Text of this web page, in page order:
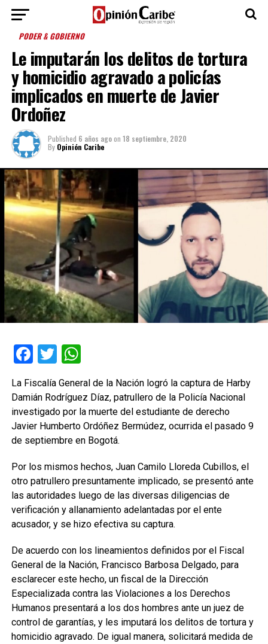
PODER & GOBIERNO
Le imputarán los delitos de tortura
y homicidio agravado a policías
implicados en muerte de Javier
Ordoñez
Published 6 años agoon 18 septiembre, 2020
By Opinión Caribe
Facebook
TwitterWhatsApp
La Fiscalía General de la Nación logró la captura de Harby
Damián Rodríguez Díaz, patrullero de la Policía Nacional
investigado por la muerte del estudiante de derecho
Javier Humberto Ordóñez Bermúdez, ocurrida el pasado 9
de septiembre en Bogotá.
Por los mismos hechos, Juan Camilo Lloreda Cubillos, el
otro patrullero presuntamente implicado, se presentó ante
las autoridades luego de las diversas diligencias de
verificación y allanamiento adelantadas por el ente
acusador, y se hizo efectiva su captura.
De acuerdo con los lineamientos definidos por el Fiscal
General de la Nación, Francisco Barbosa Delgado, para
esclarecer este hecho, un fiscal de la Dirección
Especializada contra las Violaciones a los Derechos
Humanos presentará a los dos hombres ante un juez de
control de garantías, y les imputará los delitos de tortura y
homicidio agravado. De igual manera, solicitará medida de